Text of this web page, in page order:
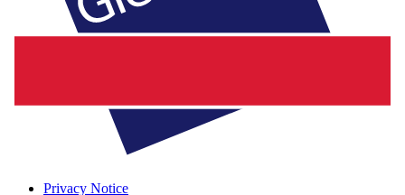
Privacy Notice